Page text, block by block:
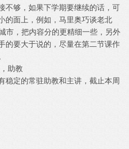
不够，如果下学期要继续的话，可
的面上，例如，马里奥巧谈老北
市，把内容分的更精细一些，另外
的要大于说的，尽量在第二节课作
助教
稳定的常驻助教和主讲，截止本周